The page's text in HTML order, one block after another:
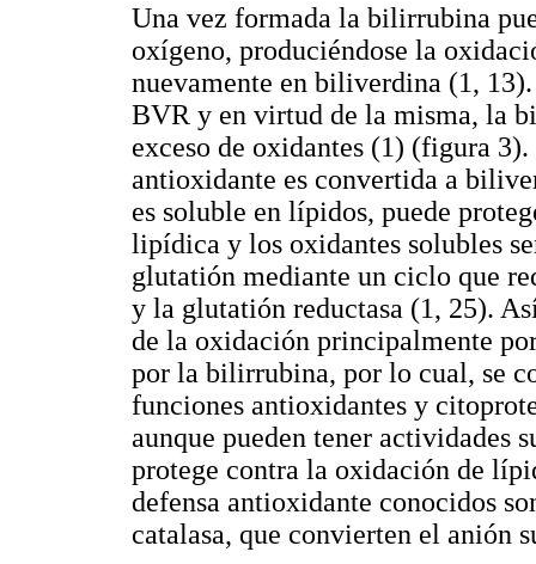
Una vez formada la bilirrubina
oxígeno, produciéndose la
nuevamente en biliverdina (1,
BVR y en virtud de la misma, la
exceso de oxidantes (1) (figura
antioxidante es convertida a
es soluble en lípidos, puede
lipídica y los oxidantes solubles
glutatión mediante un ciclo que
y la glutatión reductasa (1, 25).
de la oxidación principalmente
por la bilirrubina, por lo cual, se
funciones antioxidantes y
aunque pueden tener actividades
protege contra la oxidación de
defensa antioxidante conocidos
catalasa, que convierten el anión